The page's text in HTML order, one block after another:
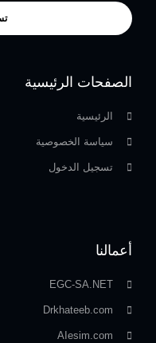
الصفحات الرئيسية
الرئيسية
سياسة الخصوصية
تسجيل الدخول
أعمالنا
EGC-SA.NET
Drkhateeb.com
AIesim.com